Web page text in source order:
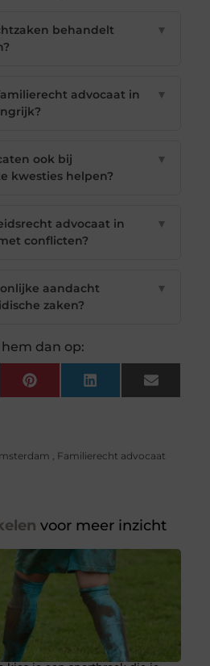
behandelt
▼
advocaat in
▼
ook bij
kwesties helpen?
▼
advocaat in
conflicten?
▼
aandacht
zaken?
▼
dan op:
Pinterest LinkedIn Email
, Familierecht advocaat
voor meer inzicht